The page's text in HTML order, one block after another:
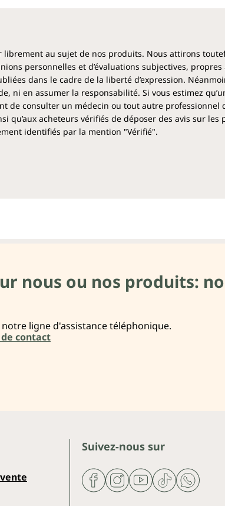
au sujet de nos produits. Nous attirons
personnelles et d’évaluations subjectives, propres
dans le cadre de la liberté d’expression.
ni en assumer la responsabilité. Si vous estimez
de consulter un médecin ou tout autre professionnel
qu’aux acheteurs vérifiés de déposer des avis sur les
identifiés par la mention "Vérifié".
nous ou nos produits:
ligne d'assistance téléphonique.
contact
Suivez-nous sur